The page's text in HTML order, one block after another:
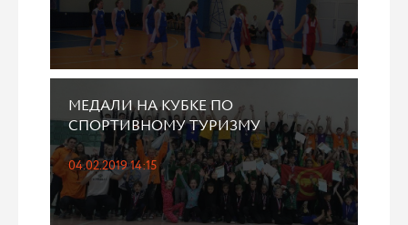
МЕДАЛИ НА КУБКЕ ПО
СПОРТИВНОМУ ТУРИЗМУ
04.02.2019 14:15